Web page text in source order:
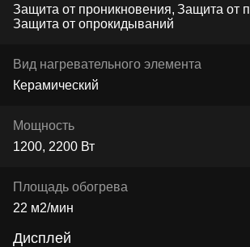
Защита от проникновения Защита от
Защита от опрокидываний
Вид нагревательного элемента
Керамический
Мощность
1200, 2200 Вт
Площадь обогрева
22 м2/мин
Дисплей